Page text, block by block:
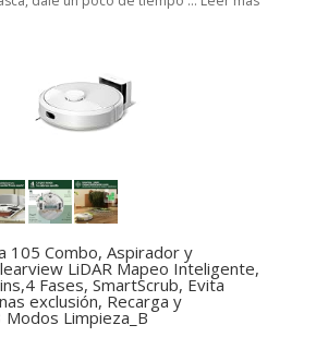
105 Combo, Aspirador y
LiDAR Mapeo Inteligente,
Fases, SmartScrub, Evita
exclusión, Recarga y
Modos Limpieza_B